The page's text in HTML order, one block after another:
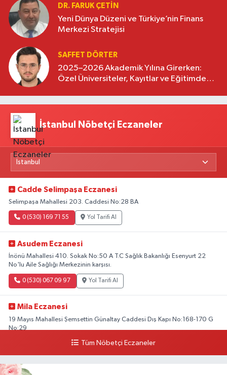
DR. FARUK ÇETİN
Yeni Dünya Düzeni ve Türkiye’nin Finans
Merkezi Stratejisi
SAFFET DÖRTER
2025–2026 Akademik Yılına Girerken:
Özel Üniversiteler, Kayıtlar ve Eğitimde
İstanbul Nöbetçi Eczaneler
Cadde Selimpaşa Eczanesi
Selimpaşa Mahallesi 203. Caddesi No:28 BA
0 (530) 169 71 55 Yol Tarifi Al
Asudem Eczanesi
İnönü Mahallesi 410. Sokak No:50 A T.C Sağlık Bakanlığı Esenyurt 22
No'lu Aile Sağlığı Merkezinin karşısı.
0 (530) 067 09 97 Yol Tarifi Al
Mila Eczanesi
19 Mayıs Mahallesi Şemsettin Günaltay Caddesi Dış Kapı No:168-170 G
No:29
Yol Tarifi Al
Kasımpaşa Eczanesi
Tüm Nöbetçi Eczaneler